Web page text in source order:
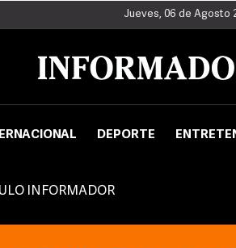
Jueves, 06 de Agosto
DEPORTE
INFORMADOR